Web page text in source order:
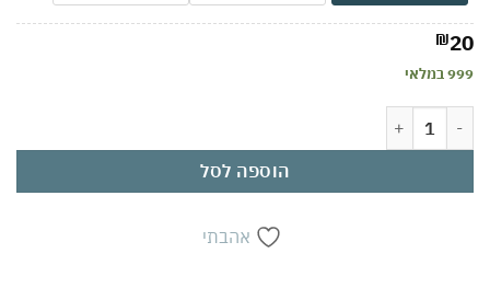
₪20
999 במלאי
הוספה לסל
אהבתי